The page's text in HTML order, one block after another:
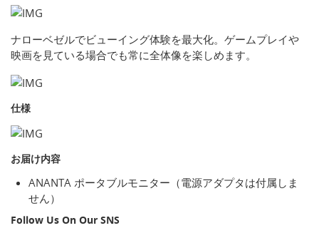
ナローベゼルでビューイング体験を最大化。ゲームプレイや
映画を見ている場合でも常に全体像を楽しめます。
仕様
お届け内容
ANANTA ポータブルモニター（電源アダプタは付属しま
せん）
Follow Us On Our SNS